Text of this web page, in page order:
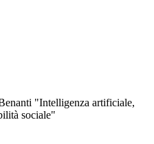
"Intelligenza artificiale,
sociale"